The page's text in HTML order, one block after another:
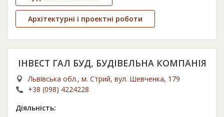
Архітектурні і проектні роботи
ІНВЕСТ ГАЛ БУД, БУДІВЕЛЬНА КОМПАНІЯ
Львівська обл., м. Стрий, вул. Шевченка, 179
+38 (098) 4224228
Діяльність: